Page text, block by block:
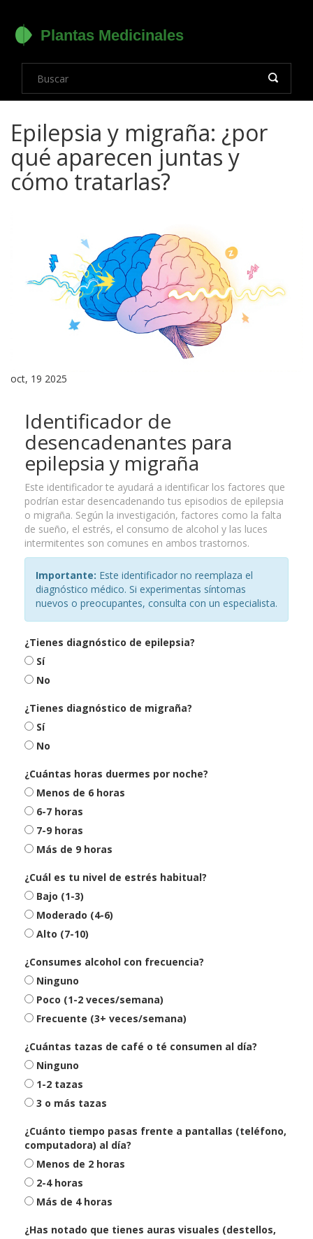
Epilepsia y migraña: ¿por
qué aparecen juntas y
cómo tratarlas?
oct, 19 2025
Identificador de
desencadenantes para
epilepsia y migraña
Este identificador te ayudará a identificar los factores que
podrían estar desencadenando tus episodios de epilepsia
o migraña. Según la investigación, factores como la falta
de sueño, el estrés, el consumo de alcohol y las luces
intermitentes son comunes en ambos trastornos.
Importante: Este identificador no reemplaza el
diagnóstico médico. Si experimentas síntomas
nuevos o preocupantes, consulta con un especialista.
¿Tienes diagnóstico de epilepsia?
Sí
No
¿Tienes diagnóstico de migraña?
Sí
No
¿Cuántas horas duermes por noche?
Menos de 6 horas
6-7 horas
7-9 horas
Más de 9 horas
¿Cuál es tu nivel de estrés habitual?
Bajo (1-3)
Moderado (4-6)
Alto (7-10)
¿Consumes alcohol con frecuencia?
Ninguno
Poco (1-2 veces/semana)
Frecuente (3+ veces/semana)
¿Cuántas tazas de café o té consumen al día?
Ninguno
1-2 tazas
3 o más tazas
¿Cuánto tiempo pasas frente a pantallas (teléfono,
computadora) al día?
Menos de 2 horas
2-4 horas
Más de 4 horas
¿Has notado que tienes auras visuales (destellos,